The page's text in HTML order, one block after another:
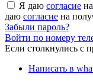
Я даю согласие
даю согласие на
Забыли пароль?
Войти по номеру
Если столкнулись с
Написать в